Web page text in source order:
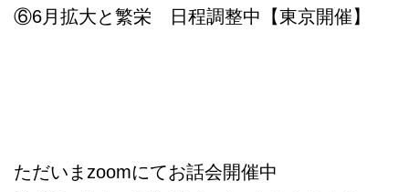
⑥6月拡大と繁栄 日程調整中【東京開催】
ただいまzoomにてお話会開催中